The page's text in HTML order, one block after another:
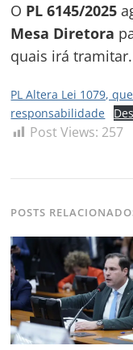
O PL 6145/2025
Mesa Diretora
quais irá tramitar.
PL Altera Lei 1079,
responsabilidade
Post Views: 257
POSTS